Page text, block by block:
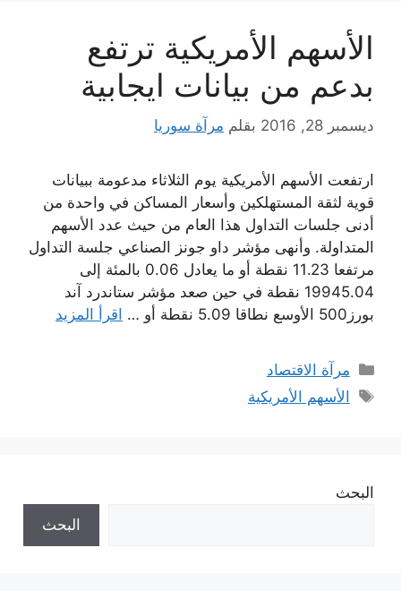
الأسهم الأمريكية ترتفع
بدعم من بيانات ايجابية
ديسمبر 28, 2016 بقلم مرآة سوريا
ارتفعت الأسهم الأمريكية يوم الثلاثاء مدعومة ببيانات
قوية لثقة المستهلكين وأسعار المساكن في واحدة من
أدنى جلسات التداول هذا العام من حيث عدد الأسهم
المتداولة. وأنهى مؤشر داو جونز الصناعي جلسة التداول
مرتفعا 11.23 نقطة أو ما يعادل 0.06 بالمئة إلى
19945.04 نقطة في حين صعد مؤشر ستاندرد آند
بورز500 الأوسع نطاقا 5.09 نقطة أو …
اقرأ المزيد
التصنيفات
مرآة الاقتصاد
الوسوم
الأسهم الأمريكية
البحث
البحث